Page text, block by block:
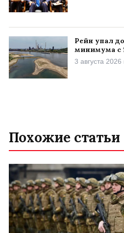
Рейн упал
минимума с
3 августа 2026
Похожие статьи